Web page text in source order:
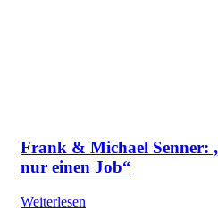
Frank & Michael Senner:
nur einen Job“
Weiterlesen